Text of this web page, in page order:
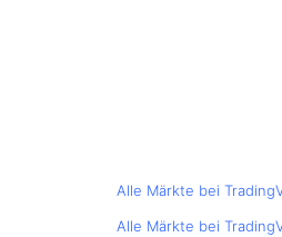
Alle Märkte bei
Alle Märkte bei